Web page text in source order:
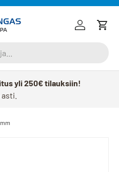
Kirjaudu
yli 250€ tilauksiin!